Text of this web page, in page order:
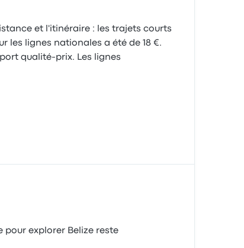
et l'itinéraire : les trajets courts
les lignes nationales a été de 18 €.
qualité-prix. Les lignes
explorer Belize reste